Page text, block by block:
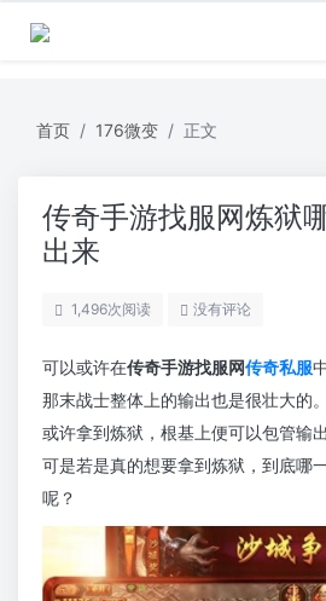
首页 176微变 正文
传奇手游找服网炼狱
出来
1,496次阅读 没有评论
可以或许在传奇手游找服网传奇私服
那末战士整体上的输出也是很壮大的
或许拿到炼狱，根基上便可以包管输
可是若是真的想要拿到炼狱，到底哪
呢？